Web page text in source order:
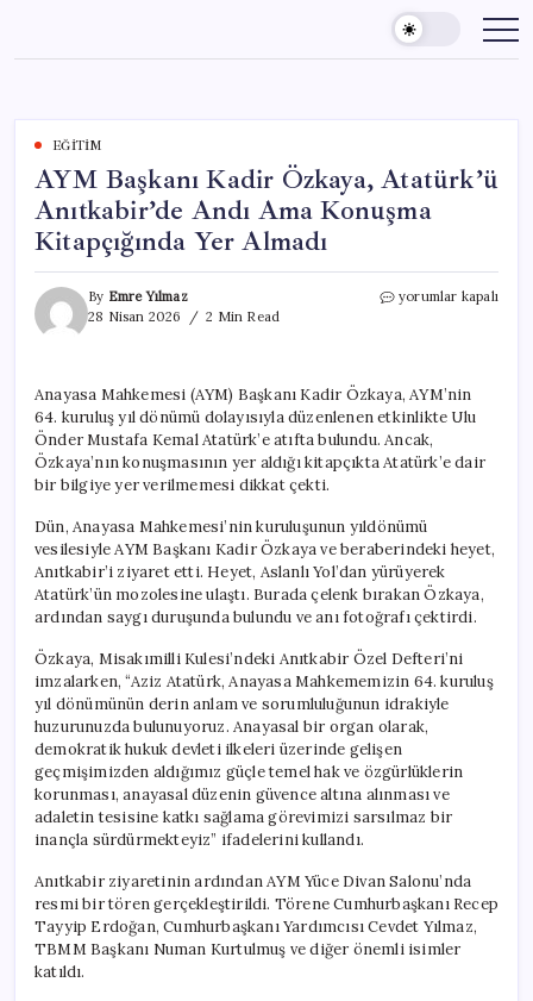
content
EĞITIM
AYM Başkanı Kadir Özkaya, Atatürk’ü
Anıtkabir’de Andı Ama Konuşma
Kitapçığında Yer Almadı
By Emre Yılmaz
28 Nisan 2026
2 Min Read
AYM
Anıtkabir’de
Andı
Ama
Konuşma
Almadı
için
yorumlar kapalı
Anayasa Mahkemesi (AYM) Başkanı Kadir Özkaya, AYM’nin
64. kuruluş yıl dönümü dolayısıyla düzenlenen etkinlikte Ulu
Önder Mustafa Kemal Atatürk’e atıfta bulundu. Ancak,
Özkaya’nın konuşmasının yer aldığı kitapçıkta Atatürk’e dair
bir bilgiye yer verilmemesi dikkat çekti.
Dün, Anayasa Mahkemesi’nin kuruluşunun yıldönümü
vesilesiyle AYM Başkanı Kadir Özkaya ve beraberindeki heyet,
Anıtkabir’i ziyaret etti. Heyet, Aslanlı Yol’dan yürüyerek
Atatürk’ün mozolesine ulaştı. Burada çelenk bırakan Özkaya,
ardından saygı duruşunda bulundu ve anı fotoğrafı çektirdi.
Özkaya, Misakımilli Kulesi’ndeki Anıtkabir Özel Defteri’ni
imzalarken, “Aziz Atatürk, Anayasa Mahkememizin 64. kuruluş
yıl dönümünün derin anlam ve sorumluluğunun idrakiyle
huzurunuzda bulunuyoruz. Anayasal bir organ olarak,
demokratik hukuk devleti ilkeleri üzerinde gelişen
geçmişimizden aldığımız güçle temel hak ve özgürlüklerin
korunması, anayasal düzenin güvence altına alınması ve
adaletin tesisine katkı sağlama görevimizi sarsılmaz bir
inançla sürdürmekteyiz” ifadelerini kullandı.
Anıtkabir ziyaretinin ardından AYM Yüce Divan Salonu’nda
resmi bir tören gerçekleştirildi. Törene Cumhurbaşkanı Recep
Tayyip Erdoğan, Cumhurbaşkanı Yardımcısı Cevdet Yılmaz,
TBMM Başkanı Numan Kurtulmuş ve diğer önemli isimler
katıldı.